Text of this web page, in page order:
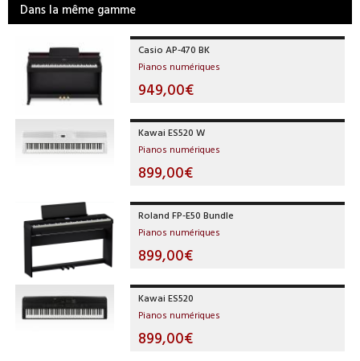
Dans la même gamme
Casio AP-470 BK
Pianos numériques
949,00€
Kawai ES520 W
Pianos numériques
899,00€
Roland FP-E50 Bundle
Pianos numériques
899,00€
Kawai ES520
Pianos numériques
899,00€